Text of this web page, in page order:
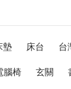
墊 床台 台
腦椅 玄關